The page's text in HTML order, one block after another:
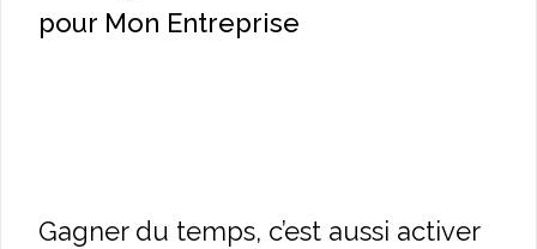
pour Mon Entreprise
Gagner du temps, c’est aussi activer